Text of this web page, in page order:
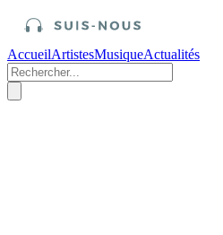
AccueilArtistesMusiqueActualités